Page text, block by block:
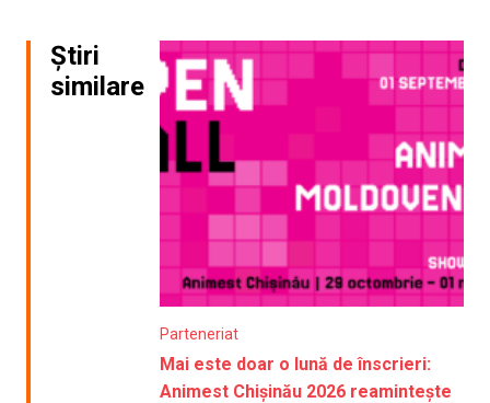
Știri
similare
Parteneriat
Mai este doar o lună de înscrieri:
Animest Chișinău 2026 reamintește